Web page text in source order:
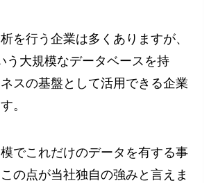
を行う企業は多くありますが、
う大規模なデータベースを持
スの基盤として活用できる企業
。
でこれだけのデータを有する事
の点が当社独自の強みと言えま